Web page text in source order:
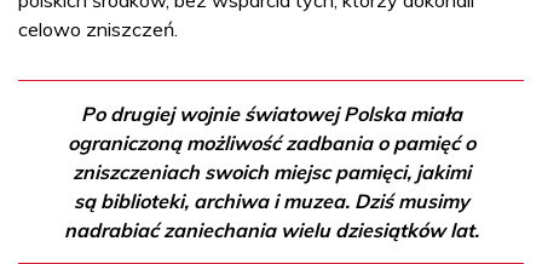
celowo zniszczeń.
Po drugiej wojnie światowej Polska miała
ograniczoną możliwość zadbania o pamięć o
zniszczeniach swoich miejsc pamięci, jakimi
są biblioteki, archiwa i muzea. Dziś musimy
nadrabiać zaniechania wielu dziesiątków lat.